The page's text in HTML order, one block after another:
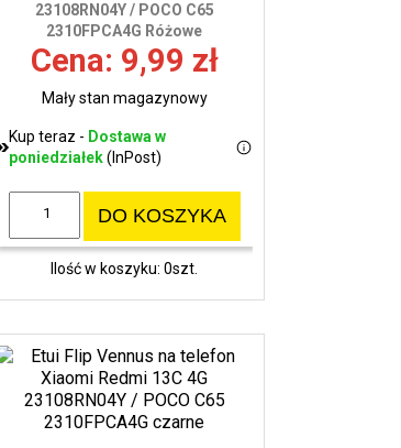
23108RN04Y / POCO C65
2310FPCA4G Różowe
Cena: 9,99 zł
Mały stan magazynowy
Kup teraz - Dostawa w
poniedziałek(InPost)
DO KOSZYKA
Ilość w koszyku: 0szt.